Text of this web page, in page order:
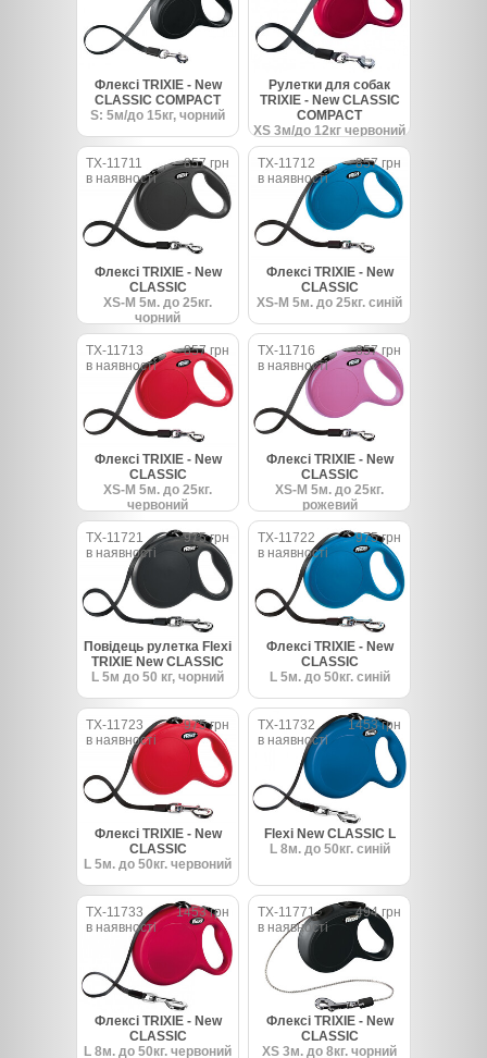
Флексі TRIXIE - New
CLASSIC COMPACT
S: 5м/до 15кг, чорний
Рулетки для собак
TRIXIE - New CLASSIC
COMPACT
XS 3м/до 12кг червоний
TX-11711
в наявності
857 грн
Флексі TRIXIE - New
CLASSIC
XS-M 5м. до 25кг.
чорний
TX-11712
в наявності
857 грн
Флексі TRIXIE - New
CLASSIC
XS-M 5м. до 25кг. синій
TX-11713
в наявності
857 грн
Флексі TRIXIE - New
CLASSIC
XS-M 5м. до 25кг.
червоний
TX-11716
в наявності
857 грн
Флексі TRIXIE - New
CLASSIC
XS-M 5м. до 25кг.
рожевий
TX-11721
в наявності
975 грн
Повідець рулетка Flexi
TRIXIE New CLASSIC
L 5м до 50 кг, чорний
TX-11722
в наявності
975 грн
Флексі TRIXIE - New
CLASSIC
L 5м. до 50кг. синій
TX-11723
в наявності
975 грн
Флексі TRIXIE - New
CLASSIC
L 5м. до 50кг. червоний
TX-11732
в наявності
1453 грн
Flexi New CLASSIC L
L 8м. до 50кг. синій
TX-11733
в наявності
1453 грн
Флексі TRIXIE - New
CLASSIC
L 8м. до 50кг. червоний
TX-11771
в наявності
494 грн
Флексі TRIXIE - New
CLASSIC
XS 3м. до 8кг. чорний